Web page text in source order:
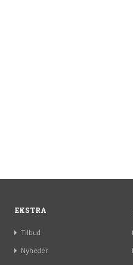
EKSTRA
Tilbud
Nyheder